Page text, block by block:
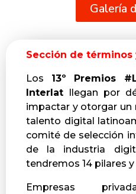
Galería
Sección de términos
Los 13º Premios
Interlat llegan por
impactar y otorgar un
talento digital
comité de selección
de la industria
tendremos 14 pilares
Empresas